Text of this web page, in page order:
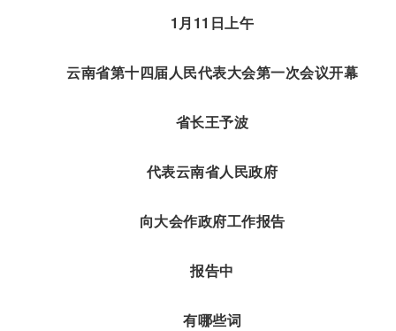
1月11日上午
云南省第十四届人民代表大会第一次会议开幕
省长王予波
代表云南省人民政府
向大会作政府工作报告
报告中
有哪些词